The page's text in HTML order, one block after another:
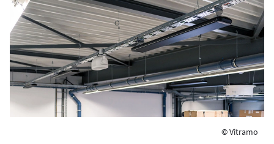
© Vitramo